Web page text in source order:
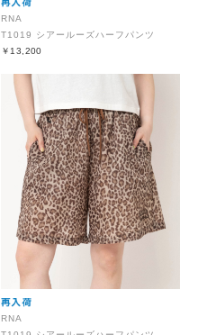
RNA
T1019 シアールーズハーフパンツ
￥13,200
RNA